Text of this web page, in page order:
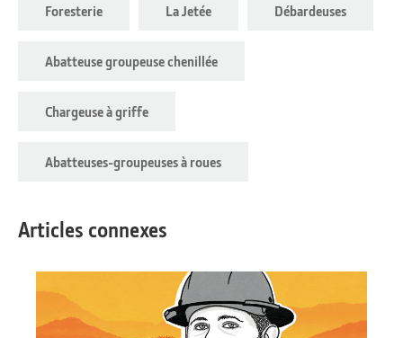
Foresterie La Jetée Débardeuses
Abatteuse groupeuse chenillée
Chargeuse à griffe
Abatteuses-groupeuses à roues
Articles connexes